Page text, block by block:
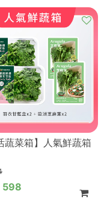
蔬菜箱】人氣鮮蔬箱
598